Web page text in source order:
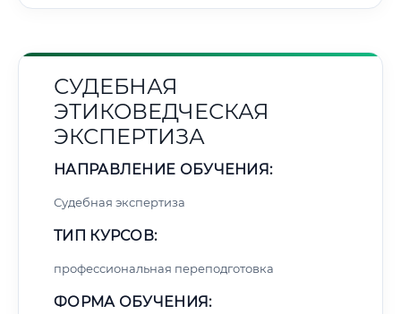
СУДЕБНАЯ
ЭТИКОВЕДЧЕСКАЯ
ЭКСПЕРТИЗА
НАПРАВЛЕНИЕ ОБУЧЕНИЯ:
Судебная экспертиза
ТИП КУРСОВ:
профессиональная переподготовка
ФОРМА ОБУЧЕНИЯ: